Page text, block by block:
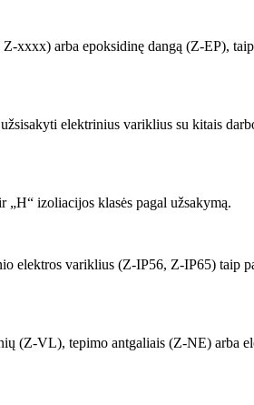
arba epoksidinę dangą (Z-EP),
elektrinius variklius su kitais
izoliacijos klasės pagal užsakymą.
elektros variklius (Z-IP56, Z-IP65) taip
(Z-VL), tepimo antgaliais (Z-NE) arba